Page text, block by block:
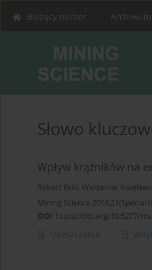
Bieżący numer Archiwum
Słowo
Wpływ krążników na
Robert Król, Waldemar
Mining Science 2014;21(Special
DOI: https://doi.org/10.5277/
Streszczenie